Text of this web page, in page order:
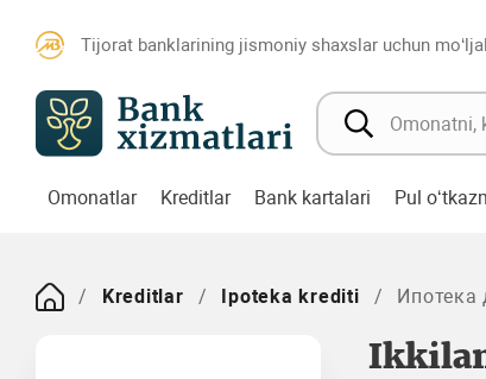
Tijorat banklarining jismoniy shaxslar uchun
Omonatlar Kreditlar Bank kartalari Pul
Kreditlar Ipoteka krediti Ипотека